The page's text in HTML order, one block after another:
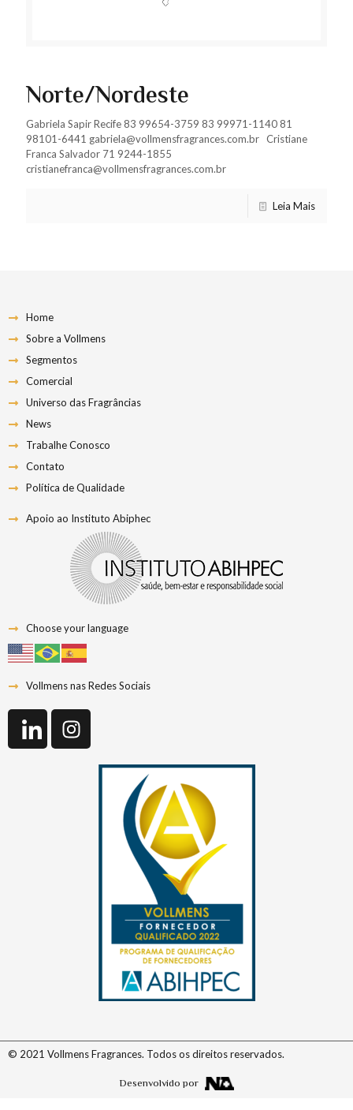
Norte/Nordeste
Gabriela Sapir Recife 83 99654-3759 83 99971-1140 81
98101-6441 gabriela@vollmensfragrances.com.br Cristiane
Franca Salvador 71 9244-1855
cristianefranca@vollmensfragrances.com.br
Leia Mais
Home
Sobre a Vollmens
Segmentos
Comercial
Universo das Fragrâncias
News
Trabalhe Conosco
Contato
Política de Qualidade
Apoio ao Instituto Abiphec
Choose your language
Vollmens nas Redes Sociais
© 2021 Vollmens Fragrances. Todos os direitos reservados.
Desenvolvido por